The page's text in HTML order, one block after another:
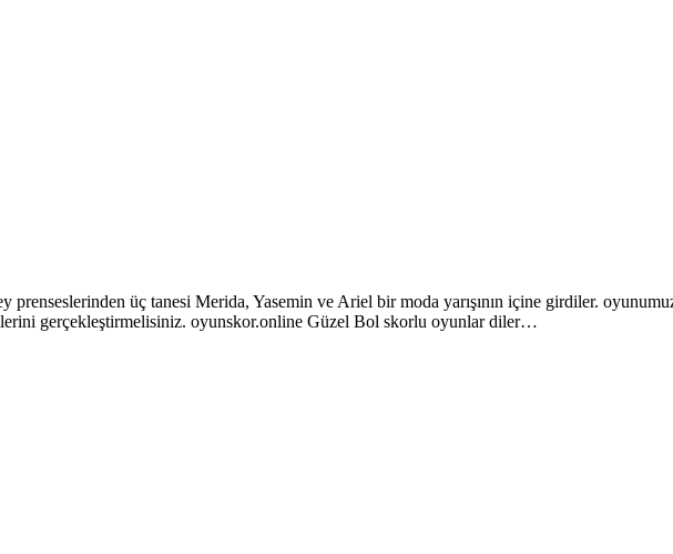
prenseslerinden üç tanesi Merida, Yasemin ve Ariel bir moda yarışının içine girdiler.
gerçekleştirmelisiniz. oyunskor.online Güzel Bol skorlu oyunlar diler…